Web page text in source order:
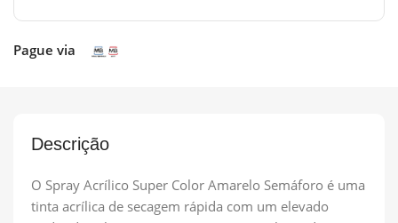
Pague via
Descrição
O Spray Acrílico Super Color Amarelo Semáforo é uma
tinta acrílica de secagem rápida com um elevado